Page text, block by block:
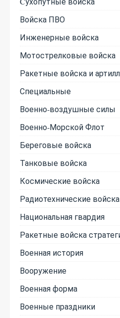
Войска ПВО
Инженерные войска
Мотострелковые войска
Ракетные войска и
Специальные
Военно-воздушные силы
Военно-Морской Флот
Береговые войска
Танковые войска
Космические войска
Радиотехнические войска
Национальная гвардия
Ракетные войска
Военная история
Вооружение
Военная форма
Военные праздники